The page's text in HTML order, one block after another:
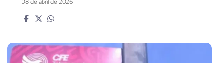
08 de abril de 2026